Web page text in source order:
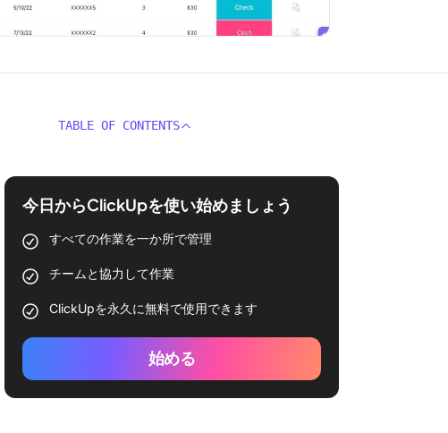
TABLE OF CONTENTS
今日からClickUpを使い始めましょう
すべての作業を一か所で管理
チームと協力して作業
ClickUpを永久に無料で使用できます
始める